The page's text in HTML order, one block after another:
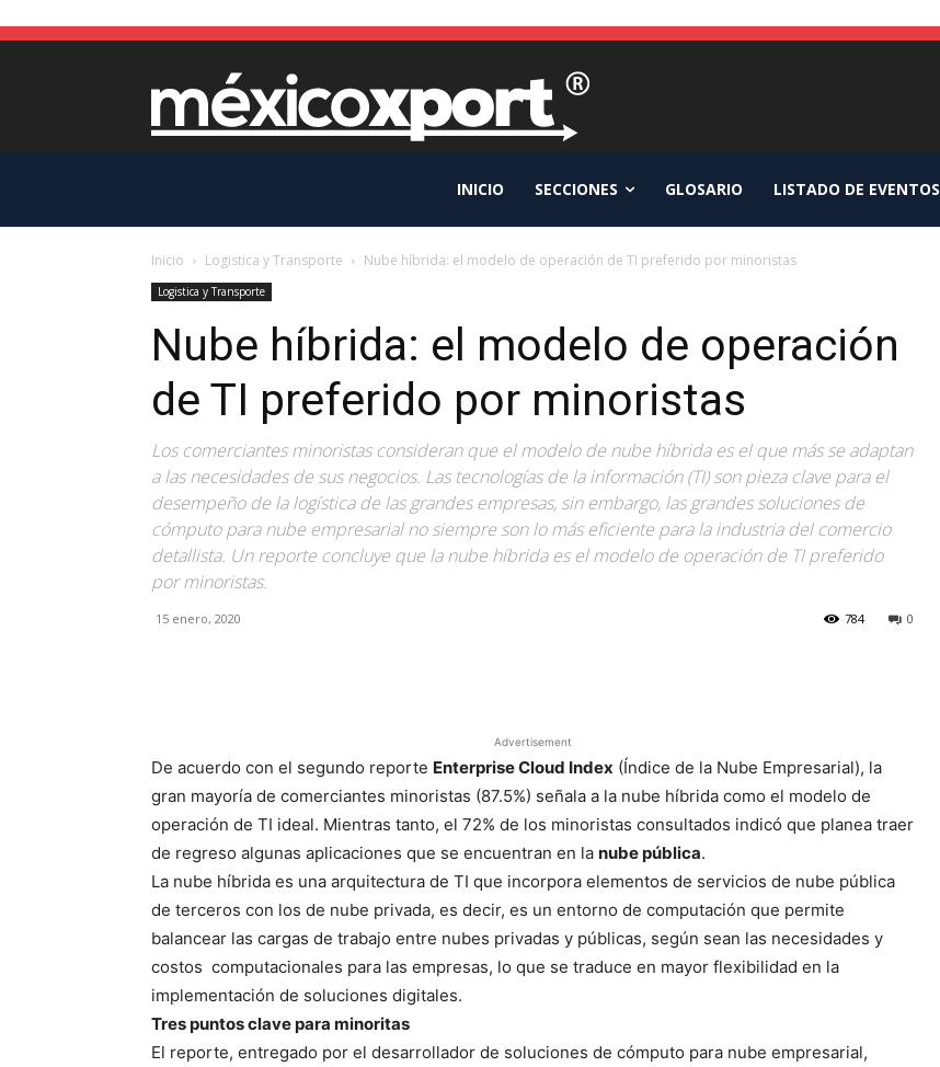
INICIO SECCIONES GLOSARIO LISTADO DE EVENTOS
Inicio Logistica y Transporte Nube híbrida: el modelo de operación de TI preferido por minoristas
Logistica y Transporte
Nube híbrida: el modelo de operación
de TI preferido por minoristas
Los comerciantes minoristas consideran que el modelo de nube híbrida es el que más se adaptan
a las necesidades de sus negocios. Las tecnologías de la información (TI) son pieza clave para el
desempeño de la logística de las grandes empresas, sin embargo, las grandes soluciones de
cómputo para nube empresarial no siempre son lo más eficiente para la industria del comercio
detallista. Un reporte concluye que la nube híbrida es el modelo de operación de TI preferido
por minoristas.
15 enero, 2020 0
784
Advertisement
De acuerdo con el segundo reporte Enterprise Cloud Index (Índice de la Nube Empresarial), la
gran mayoría de comerciantes minoristas (87.5%) señala a la nube híbrida como el modelo de
operación de TI ideal. Mientras tanto, el 72% de los minoristas consultados indicó que planea traer
de regreso algunas aplicaciones que se encuentran en la nube pública.
La nube híbrida es una arquitectura de TI que incorpora elementos de servicios de nube pública
de terceros con los de nube privada, es decir, es un entorno de computación que permite
balancear las cargas de trabajo entre nubes privadas y públicas, según sean las necesidades y
costos computacionales para las empresas, lo que se traduce en mayor flexibilidad en la
implementación de soluciones digitales.
Tres puntos clave para minoritas
El reporte, entregado por el desarrollador de soluciones de cómputo para nube empresarial,